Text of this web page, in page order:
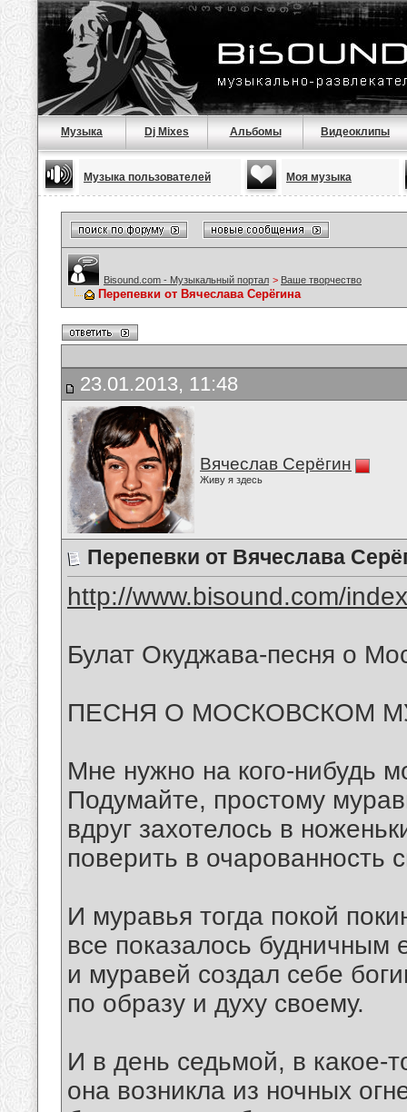
Музыка Dj Mixes Альбомы Видеоклипы
Музыка пользователей Моя музыка
Bisound.com - Музыкальный портал > Ваше творчество
Перепевки от Вячеслава Серёгина
23.01.2013, 11:48
Вячеслав Серёгин
Живу я здесь
Перепевки от Вячеслава
http://www.bisound.com/
Булат Окуджава-песня о
ПЕСНЯ О МОСКОВСКОМ
Мне нужно на кого-нибудь
Подумайте, простому
вдруг захотелось в
поверить в очарованность
И муравья тогда покой
все показалось будничным
и муравей создал себе
по образу и духу своему.
И в день седьмой, в какое-
она возникла из ночных